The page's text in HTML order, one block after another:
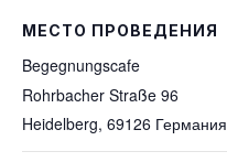
МЕСТО ПРОВЕДЕНИЯ
Begegnungscafe
Rohrbacher Straße 96
Heidelberg, 69126 Германия